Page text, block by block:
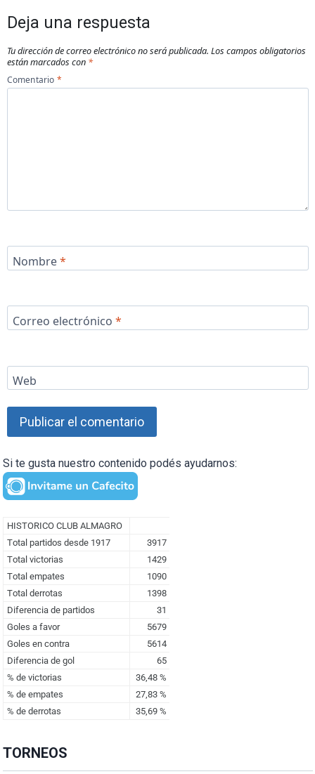
Deja una respuesta
Tu dirección de correo electrónico no será publicada. Los campos obligatorios
están marcados con *
Comentario *
Nombre*
Correo electrónico *
Web
Si te gusta nuestro contenido podés ayudarnos:
TORNEOS